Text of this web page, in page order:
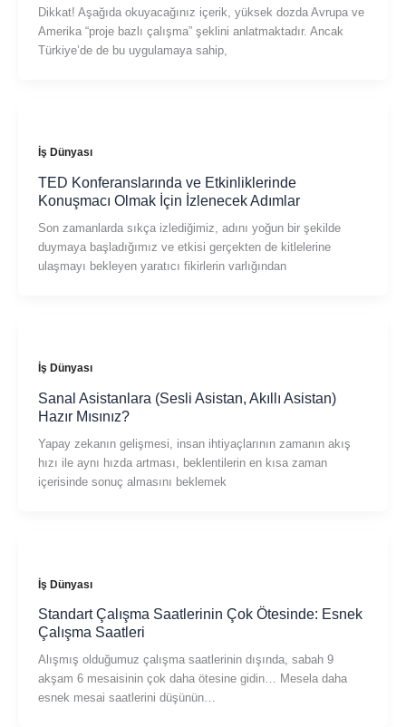
Dikkat! Aşağıda okuyacağınız içerik, yüksek dozda Avrupa ve
Amerika “proje bazlı çalışma” şeklini anlatmaktadır. Ancak
Türkiye’de de bu uygulamaya sahip,
İş Dünyası
TED Konferanslarında ve Etkinliklerinde
Konuşmacı Olmak İçin İzlenecek Adımlar
Son zamanlarda sıkça izlediğimiz, adını yoğun bir şekilde
duymaya başladığımız ve etkisi gerçekten de kitlelerine
ulaşmayı bekleyen yaratıcı fikirlerin varlığından
İş Dünyası
Sanal Asistanlara (Sesli Asistan, Akıllı Asistan)
Hazır Mısınız?
Yapay zekanın gelişmesi, insan ihtiyaçlarının zamanın akış
hızı ile aynı hızda artması, beklentilerin en kısa zaman
içerisinde sonuç almasını beklemek
İş Dünyası
Standart Çalışma Saatlerinin Çok Ötesinde: Esnek
Çalışma Saatleri
Alışmış olduğumuz çalışma saatlerinin dışında, sabah 9
akşam 6 mesaisinin çok daha ötesine gidin… Mesela daha
esnek mesai saatlerini düşünün…